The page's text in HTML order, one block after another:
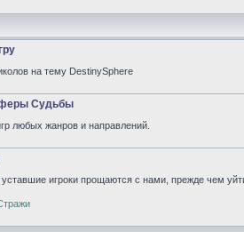
на тему DestinySphere
Судьбы
любых жанров и направлений.
игроки прощаются с нами, прежде чем